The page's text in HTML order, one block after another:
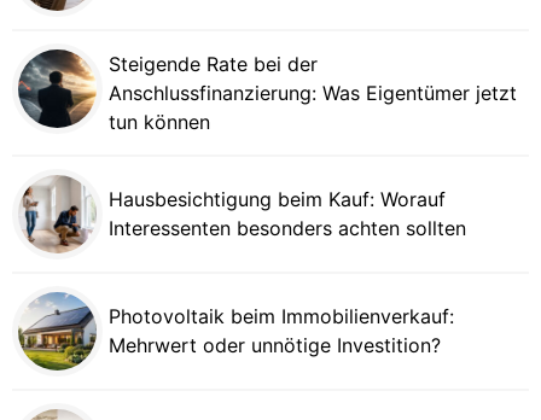
Steigende Rate bei der
Anschlussfinanzierung: Was Eigentümer jetzt
tun können
Hausbesichtigung beim Kauf: Worauf
Interessenten besonders achten sollten
Photovoltaik beim Immobilienverkauf:
Mehrwert oder unnötige Investition?